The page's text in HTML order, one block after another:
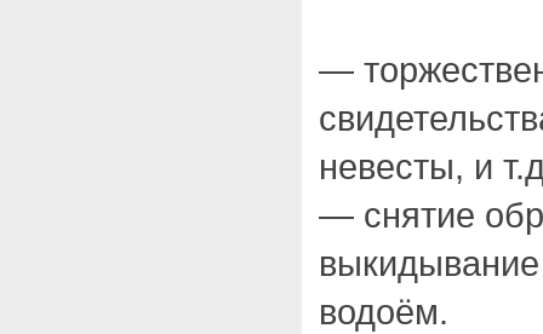
—
невесты, и
— снятие
водоём.